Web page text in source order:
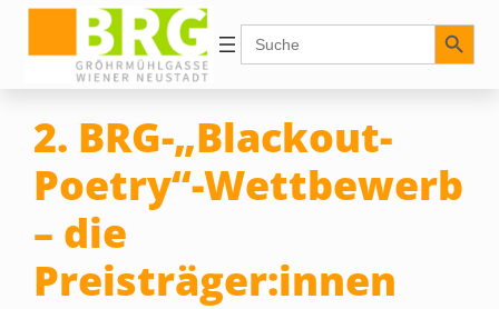
Inhalt
springen
Search
for:
Search Button
2. BRG-„Blackout-
Poetry“-Wettbewerb
– die
Preisträger:innen